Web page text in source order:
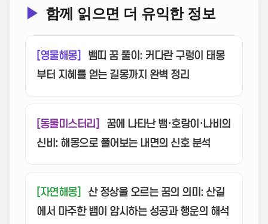
▶ 함께 읽으면 더 유익한 정보
[영물해몽]
뱀띠 꿈 풀이: 커다란 구렁이 태몽
부터 지혜를 얻는 길몽까지 완벽 정리
[동물미스터리]
꿈에 나타난 뱀·호랑이·나비의
신비: 해몽으로 풀어보는 내면의 신호 분석
[자연해몽]
산 정상을 오르는 꿈의 의미: 산길
에서 마주한 뱀이 암시하는 성공과 행운의 해석